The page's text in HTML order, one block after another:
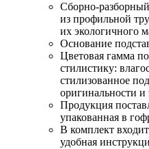
Сборно-разборный
из профильной
их экологичного
Основание
Цветовая гамма
стилистику:
стилизованное
оригинальности и
Продукция
упакованная в
В комплект
удобная